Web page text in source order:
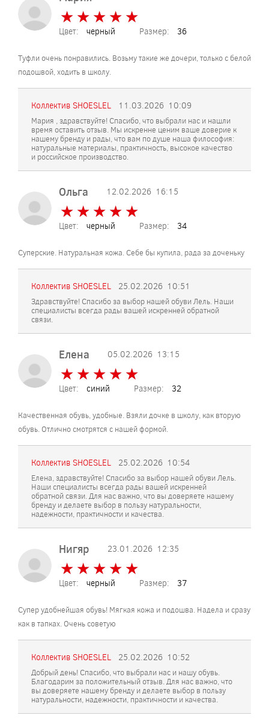
★ ★ ★ ★ ★
★ ★ ★ ★ ★
Цвет: черный Размер: 36
Туфли очень понравились. Возьму такие же дочери, только с белой
подошвой, ходить в школу.
Коллектив SHOESLEL 11.03.2026 10:09
Мария , здравствуйте! Спасибо, что выбрали нас и нашли
время оставить отзыв. Мы искренне ценим ваше доверие к
нашему бренду и рады, что вам по душе наша философия:
натуральные материалы, практичность, высокое качество
и российское производство.
Ольга 12.02.2026 16:15
★ ★ ★ ★ ★
★ ★ ★ ★ ★
Цвет: черный Размер: 34
Суперские. Натуральная кожа. Себе бы купила, рада за доченьку
Коллектив SHOESLEL 25.02.2026 10:51
Здравствуйте! Спасибо за выбор нашей обуви Лель. Наши
специалисты всегда рады вашей искренней обратной
связи.
Елена 05.02.2026 13:15
★ ★ ★ ★ ★
★ ★ ★ ★ ★
Цвет: синий Размер: 32
Качественная обувь, удобные. Взяли дочке в школу, как вторую
обувь. Отлично смотрятся с нашей формой.
Коллектив SHOESLEL 25.02.2026 10:54
Елена, здравствуйте! Спасибо за выбор нашей обуви Лель.
Наши специалисты всегда рады вашей искренней
обратной связи. Для нас важно, что вы доверяете нашему
бренду и делаете выбор в пользу натуральности,
надежности, практичности и качества.
Нигяр 23.01.2026 12:35
★ ★ ★ ★ ★
★ ★ ★ ★ ★
Цвет: черный Размер: 37
Супер удобнейшая обувь! Мягкая кожа и подошва. Надела и сразу
как в тапках. Очень советую
Коллектив SHOESLEL 25.02.2026 10:52
Добрый день! Спасибо, что выбрали нас и нашу обувь.
Благодарим за положительный отзыв. Для нас важно, что
вы доверяете нашему бренду и делаете выбор в пользу
натуральности, надежности, практичности и качества.